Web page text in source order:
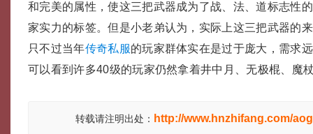
和完美的属性，使这三把武器成为了战、法、道标志性
家实力的标签。但是小老弟认为，实际上这三把武器的
只不过当年传奇私服的玩家群体实在是过于庞大，需求
可以看到许多40级的玩家仍然拿着井中月、无极棍、魔
转载请注明出处： http://www.hnzhifang.com/